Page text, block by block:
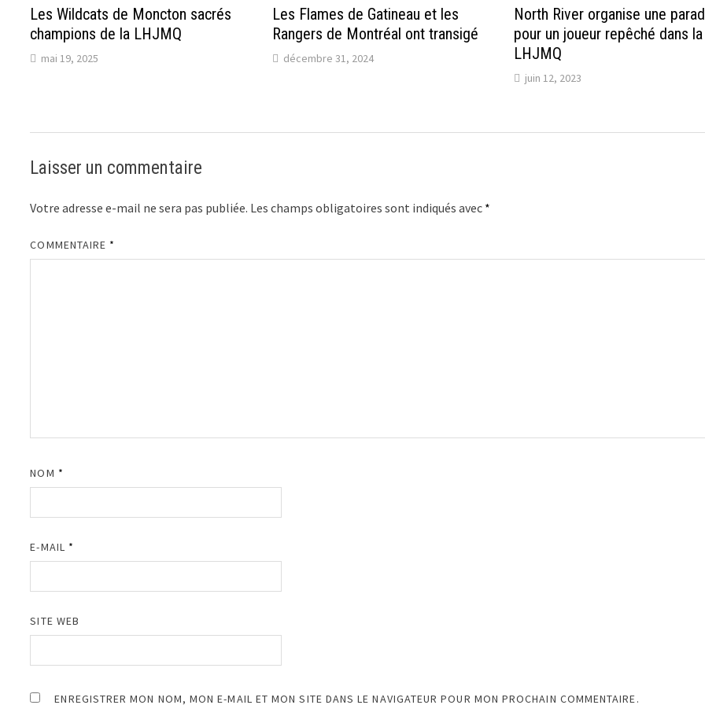
Les Wildcats de Moncton sacrés
champions de la LHJMQ
mai 19, 2025
Les Flames de Gatineau et les
Rangers de Montréal ont transigé
décembre 31, 2024
North River organise une
pour un joueur repêché dans la
LHJMQ
juin 12, 2023
Laisser un commentaire
Votre adresse e-mail ne sera pas publiée. Les champs obligatoires sont indiqués avec *
COMMENTAIRE *
NOM *
E-MAIL *
SITE WEB
ENREGISTRER MON NOM, MON E-MAIL ET MON SITE DANS LE NAVIGATEUR POUR MON PROCHAIN COMMENTAIRE.